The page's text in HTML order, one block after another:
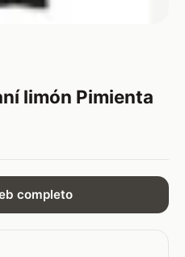
limón Pimienta
completo